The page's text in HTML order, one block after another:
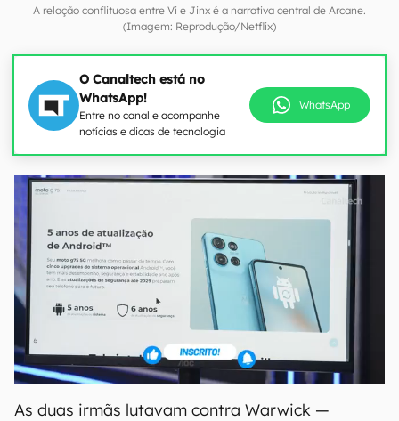
A relação conflituosa entre Vi e Jinx é a narrativa central de Arcane.
(Imagem: Reprodução/Netflix)
O Canaltech está no
WhatsApp!
Entre no canal e acompanhe
notícias e dicas de tecnologia
WhatsApp
As duas irmãs lutavam contra Warwick —